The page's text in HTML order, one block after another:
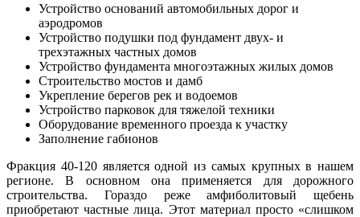
Устройство оснований автомобильных дорог и
аэродромов
Устройство подушки под фундамент двух- и
трехэтажных частных домов
Устройство фундамента многоэтажных жилых домов
Строительство мостов и дамб
Укрепление берегов рек и водоемов
Устройство парковок для тяжелой техники
Оборудование временного проезда к участку
Заполнение габионов
Фракция 40-120 является одной из самых крупных в нашем
регионе. В основном она применяется для дорожного
строительства. Гораздо реже амфиболитовый щебень
приобретают частные лица. Этот материал просто «слишком